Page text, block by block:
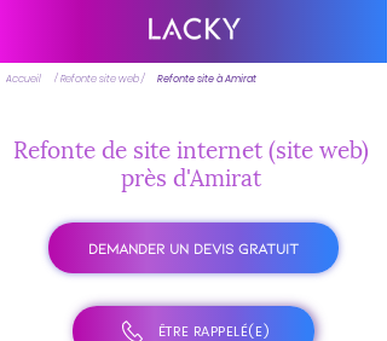
Accueil / Refonte site web / Refonte site à Amirat
Refonte de site internet (site web)
près d'Amirat
DEMANDER UN DEVIS GRATUIT
ÊTRE RAPPELÉ(E)